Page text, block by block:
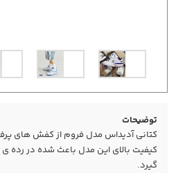
توضیحات
کتانی آدیداس مدل فروم از کفش های
کیفیت بالای این مدل باعث شده در رده
گیرد.